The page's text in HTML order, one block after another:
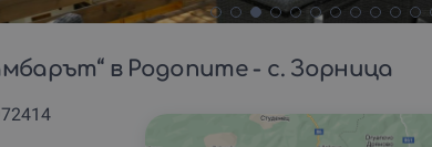
в Родопите - с. Зорница